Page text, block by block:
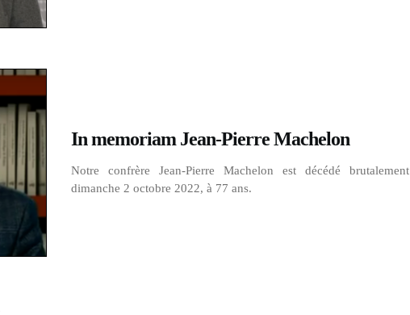
In memoriam Jean-Pierre Machelon
Notre confrère Jean-Pierre Machelon est décédé brutalement
dimanche 2 octobre 2022, à 77 ans.